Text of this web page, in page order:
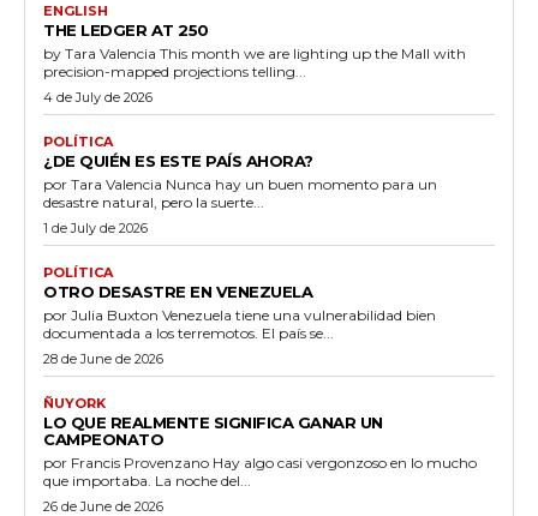
ENGLISH
THE LEDGER AT 250
by Tara Valencia This month we are lighting up the Mall with
precision-mapped projections telling...
4 de July de 2026
POLÍTICA
¿DE QUIÉN ES ESTE PAÍS AHORA?
por Tara Valencia Nunca hay un buen momento para un
desastre natural, pero la suerte...
1 de July de 2026
POLÍTICA
OTRO DESASTRE EN VENEZUELA
por Julia Buxton Venezuela tiene una vulnerabilidad bien
documentada a los terremotos. El país se...
28 de June de 2026
ÑUYORK
LO QUE REALMENTE SIGNIFICA GANAR UN
CAMPEONATO
por Francis Provenzano Hay algo casi vergonzoso en lo mucho
que importaba. La noche del...
26 de June de 2026